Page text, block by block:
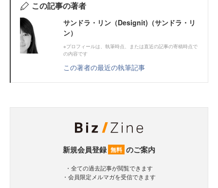
この記事の著者
サンドラ・リン（Designit)（サンドラ・リ
ン）
※プロフィールは、執筆時点、または直近の記事の寄稿時点で
の内容です
この著者の最近の執筆記事
新規会員登録 無料 のご案内
・全ての過去記事が閲覧できます
・会員限定メルマガを受信できます